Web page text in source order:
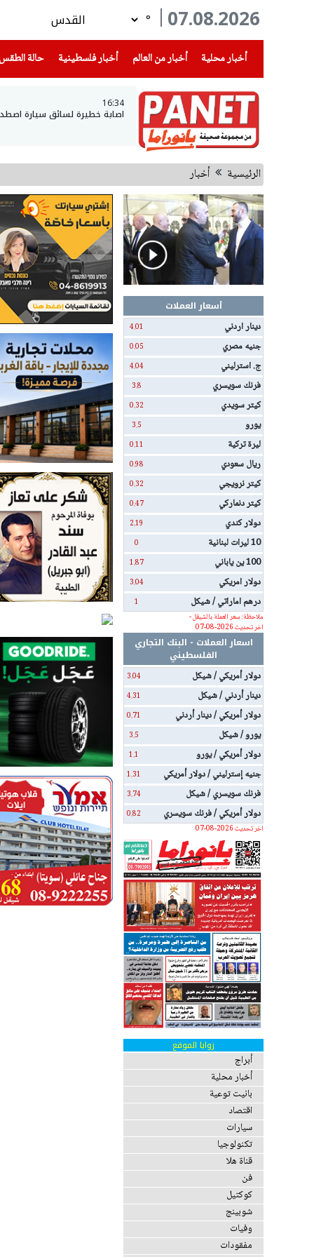
07.08.2026
°
أخبار محلية
(current) أخبار من العالم أخبار فلسطينية(current) حالة الطقس
16:34
اصابة خطيرة لسائق سيارة
الرئيسية أخبار
أسعار العملات
دينار اردني
4.01
جنيه مصري 0.05
ج. استرليني 4.04
فرنك سويسري 3.8
كيتر سويدي 0.32
يورو 3.5
ليرة تركية 0.11
ريال سعودي 0.98
كيتر نرويجي 0.32
كيتر دنماركي 0.47
دولار كندي 2.19
10 ليرات لبنانية 0
100 ين ياباني 1.87
دولار امريكي 3.04
درهم اماراتي / شيكل
1
ملاحظة: سعر العملة بالشيقل -
اخر تحديث 2026-08-07
اسعار العملات - البنك التجاري
الفلسطيني
دولار أمريكي / شيكل
3.04
دينار أردني / شيكل 4.31
دولار أمريكي / دينار أردني 0.71
يورو / شيكل 3.5
دولار أمريكي / يورو 1.1
جنيه إسترليني / دولار أمريكي 1.31
فرنك سويسري / شيكل 3.74
دولار أمريكي / فرنك سويسري
0.82
اخر تحديث 2026-08-07
زوايا الموقع
أبراج
أخبار محلية
بانيت توعية
اقتصاد
سيارات
تكنولوجيا
قناة هلا
فن
كوكتيل
شوبينج
وفيات
مفقودات